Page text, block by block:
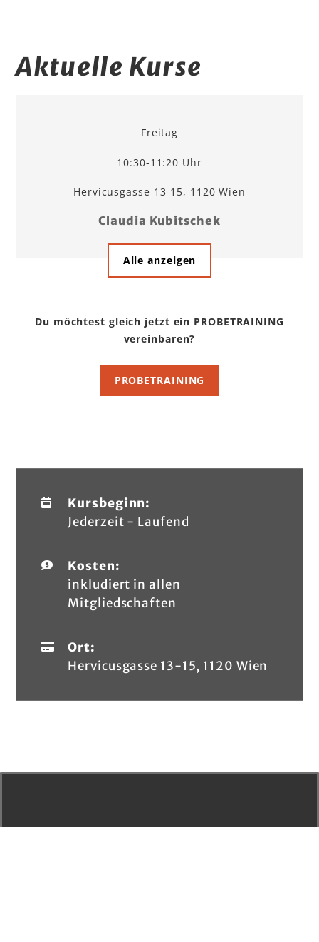
Aktuelle Kurse
Freitag
10:30-11:20 Uhr
Hervicusgasse 13-15, 1120 Wien
Claudia Kubitschek
Alle anzeigen
Du möchtest gleich jetzt ein PROBETRAINING
vereinbaren?
PROBETRAINING
Kursbeginn:
Jederzeit - Laufend
Kosten:
inkludiert in allen
Mitgliedschaften
Ort:
Hervicusgasse 13-15, 1120 Wien